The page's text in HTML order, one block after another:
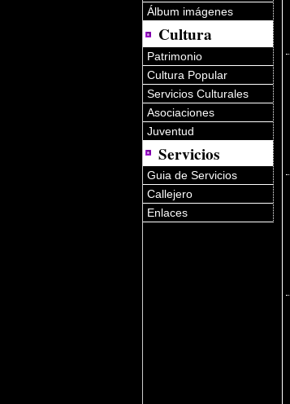
Álbum imágenes
Cultura
Patrimonio
Cultura Popular
Servicios Culturales
Asociaciones
Juventud
Servicios
Guia de Servicios
Callejero
Enlaces